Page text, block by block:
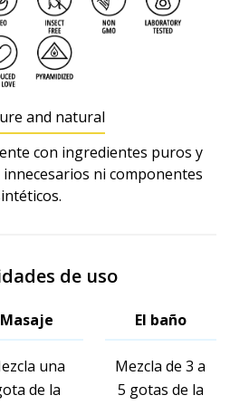
and natural
con ingredientes puros y
ni componentes
de uso
Masaje
una
de la
El baño
Mezcla de 3 a
5 gotas de la